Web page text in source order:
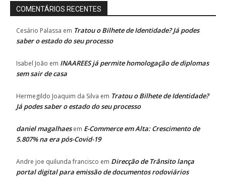
COMENTÁRIOS RECENTES
Cesário Palassa em Tratou o Bilhete de Identidade? Já podes
saber o estado do seu processo
Isabel João em INAAREES já permite homologação de diplomas
sem sair de casa
Hermegildo Joaquim da Silva em Tratou o Bilhete de Identidade?
Já podes saber o estado do seu processo
daniel magalhaesem E-Commerce em Alta: Crescimento de
5.807% na era pós-Covid-19
Andre joe quilunda francisco em Direcção de Trânsito lança
portal digital para emissão de documentos rodoviários